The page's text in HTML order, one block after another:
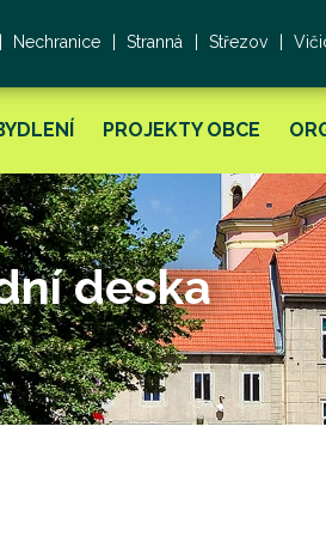
Nechranice Stranná Střezov
PROJEKTY OBCE
deska